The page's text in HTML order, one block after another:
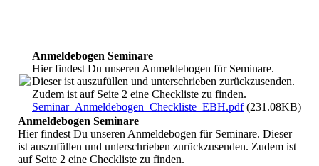
Anmeldebogen Seminare
Hier findest Du unseren Anmeldebogen für Seminare.
Dieser ist auszufüllen und unterschrieben zurückzusenden.
Zudem ist auf Seite 2 eine Checkliste zu finden.
Seminar_Anmeldebogen_Checkliste_EBH.pdf(231.08KB)
Anmeldebogen Seminare
Hier findest Du unseren Anmeldebogen für Seminare. Dieser
ist auszufüllen und unterschrieben zurückzusenden. Zudem ist
auf Seite 2 eine Checkliste zu finden.